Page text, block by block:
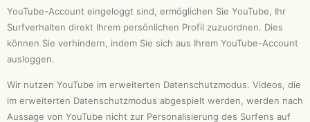
YouTube-Account eingeloggt sind, ermöglichen Sie YouTube, Ihr
Surfverhalten direkt Ihrem persönlichen Profil zuzuordnen. Dies
können Sie verhindern, indem Sie sich aus Ihrem YouTube-Account
ausloggen.
Wir nutzen YouTube im erweiterten Datenschutzmodus. Videos, die
im erweiterten Datenschutzmodus abgespielt werden, werden nach
Aussage von YouTube nicht zur Personalisierung des Surfens auf